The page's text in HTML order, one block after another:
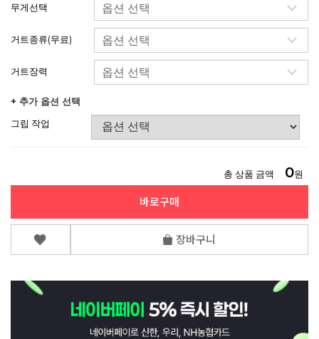
무게선택
거트종류(무료)
거트장력
+ 추가 옵션 선택
그립 작업
총 상품 금액 0원
바로구매
장바구니